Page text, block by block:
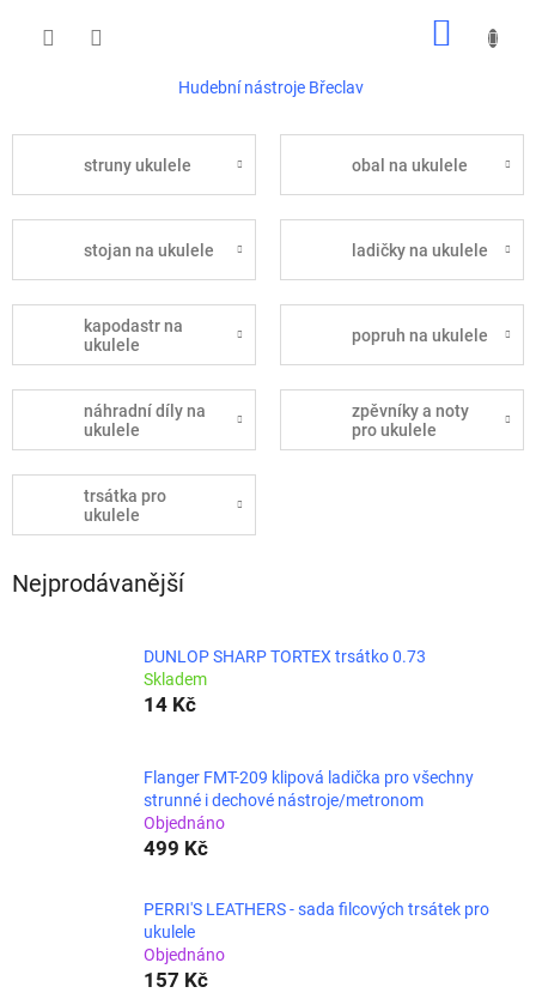
Hudební nástroje Břeclav
struny ukulele obal na ukulele
stojan na ukulele ladičky na ukulele
kapodastr na
ukulele
popruh na ukulele
náhradní díly na
ukulele
zpěvníky a noty
pro ukulele
trsátka pro
ukulele
Nejprodávanější
DUNLOP SHARP TORTEX trsátko 0.73
Skladem
14 Kč
Flanger FMT-209 klipová ladička pro všechny
strunné i dechové nástroje/metronom
Objednáno
499 Kč
PERRI'S LEATHERS - sada filcových trsátek pro
ukulele
Objednáno
157 Kč